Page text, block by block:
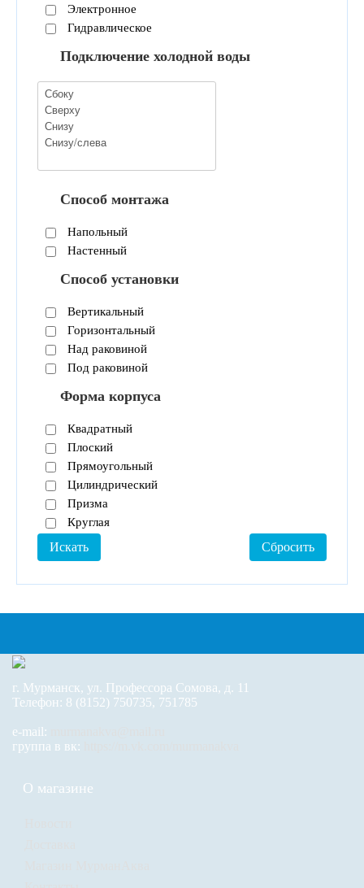
Электронное
Гидравлическое
Подключение холодной воды
Способ монтажа
Напольный
Настенный
Способ установки
Вертикальный
Горизонтальный
Над раковиной
Под раковиной
Форма корпуса
Квадратный
Плоский
Прямоугольный
Цилиндрический
Призма
Круглая
г. Мурманск, ул. Профессора Сомова, д. 11
Телефон: 8 (8152) 750735, 751785
e-mail:
группа в вк:
О магазине